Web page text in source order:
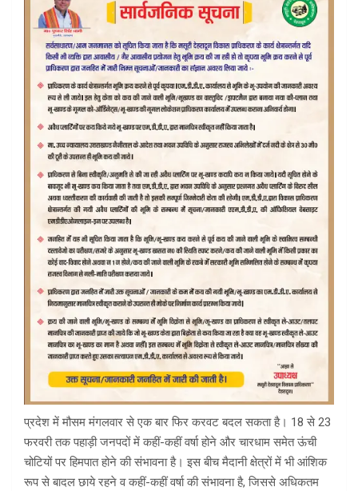
प्रदेश में मौसम मंगलवार से एक बार फिर करवट बदल सकता है। 18 से 23
फरवरी तक पहाड़ी जनपदों में कहीं-कहीं वर्षा होने और चारधाम समेत ऊंची
चोटियों पर हिमपात होने की संभावना है। इस बीच मैदानी क्षेत्रों में भी आंशिक
रूप से बादल छाये रहने व कहीं-कहीं वर्षा की संभावना है, जिससे अधिकतम